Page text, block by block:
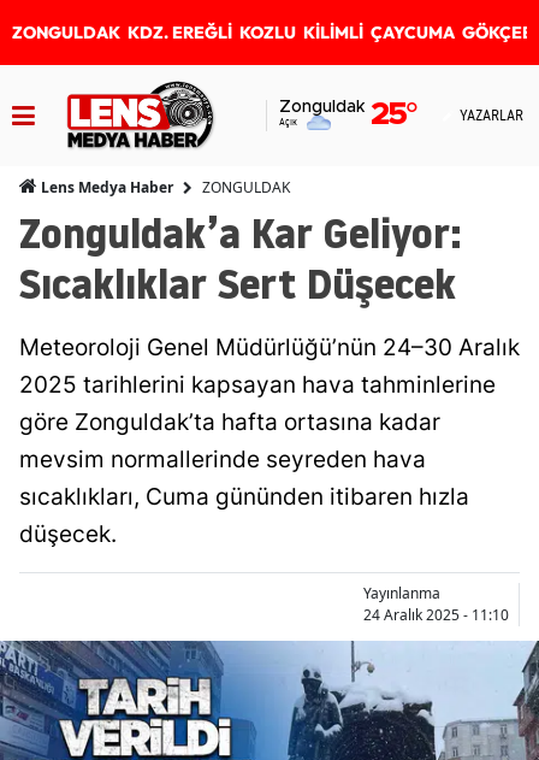
ZONGULDAK KDZ. EREĞLİ KOZLU KİLİMLİ ÇAYCUMA
Zonguldak
Açık 25° YAZARLAR
Lens Medya Haber ZONGULDAK
Zonguldak’a Kar Geliyor:
Sıcaklıklar Sert Düşecek
Meteoroloji Genel Müdürlüğü’nün 24–30 Aralık
2025 tarihlerini kapsayan hava tahminlerine
göre Zonguldak’ta hafta ortasına kadar
mevsim normallerinde seyreden hava
sıcaklıkları, Cuma gününden itibaren hızla
düşecek.
Yayınlanma
24 Aralık 2025 - 11:10